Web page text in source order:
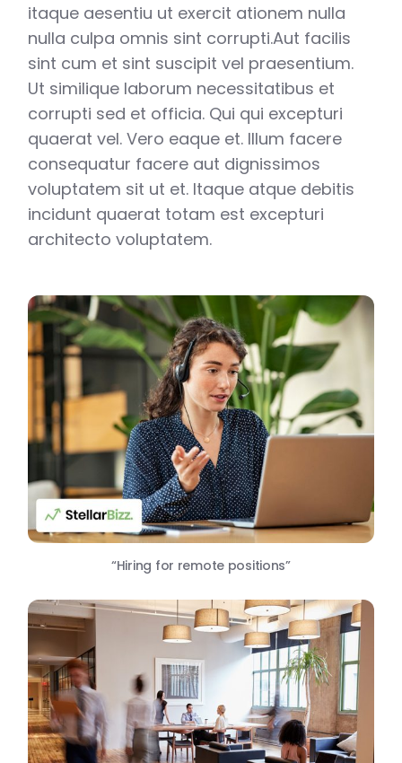
itaque aesentiu ut exercit ationem nulla
nulla culpa omnis sint corrupti.Aut facilis
sint cum et sint suscipit vel praesentium.
Ut similique laborum necessitatibus et
corrupti sed et officia. Qui qui excepturi
quaerat vel. Vero eaque et. Illum facere
consequatur facere aut dignissimos
voluptatem sit ut et. Itaque atque debitis
incidunt quaerat totam est excepturi
architecto voluptatem.
“Hiring for remote positions”